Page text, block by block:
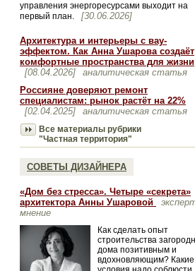
управления энергоресурсами выходит на
первый план.
[30.06.2026]
Архитектура и интерьеры с вау-
эффектом. Как Анна Ушарова создаёт
комфортные пространства для жизни
[08.04.2026]
аналитическая статья
Россияне доверяют ремонт
специалистам: рынок растёт на 22%
[02.04.2025]
аналитическая статья
Все материалы рубрики
"Частная территория"
СОВЕТЫ ДИЗАЙНЕРА
«Дом без стресса». Четыре «секрета»
архитектора Анны Ушаровой
мнение
Как сделать опыт
строительства
дома позитивным и
вдохновляющим? Какие